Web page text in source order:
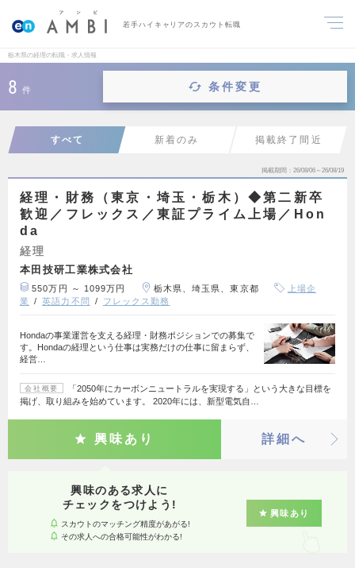
若手ハイキャリアのスカウト転職
栃木県の経理の転職・求人情報
8 件 条件変更
すべて 新着のみ 掲載終了間近
掲載期間 26/08/06～26/08/19
経理・財務（東京・埼玉・栃木）◆第二新卒
歓迎／フレックス／東証プライム上場／Hon
da
経理
本田技研工業株式会社
550万円 ～ 1099万円 栃木県、埼玉県、東京都
上場企
業
英語力不問 フレックス勤務
Hondaの事業運営を支える経理・財務ポジションでの募集で
す。Hondaの経理という仕事は実務だけの仕事に留まらず、
経営…
会社概要
「2050年にカーボンニュートラルを実現する」という大きな目標を
掲げ、取り組みを始めています。 2020年には、新型電気自…
興味あり 詳細へ
興味のある求人に
チェックをつけよう!
スカウトのマッチング精度があがる!
その求人への合格可能性がわかる!
興味あり